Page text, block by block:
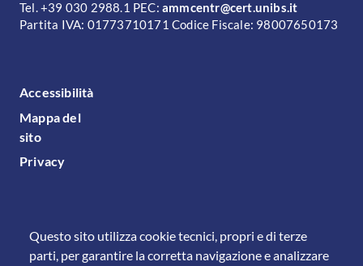
Questo sito utilizza cookie tecnici, propri e di terze
parti, per garantire la corretta navigazione e analizzare
Tel. +39 030 2988.1 PEC: ammcentr@cert.unibs.it
Partita IVA: 01773710171 Codice Fiscale: 98007650173
FOOTER MENU
Accessibilità
Mappa del
sito
Privacy